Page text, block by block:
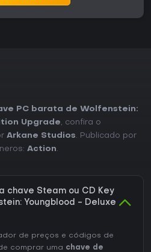
PC barata de Wolfenstein:
Upgrade, confira o
Arkane Studios. Publicado por
Action.
chave Steam ou CD Key
Youngblood - Deluxe
de preços e códigos de
comprar uma chave de